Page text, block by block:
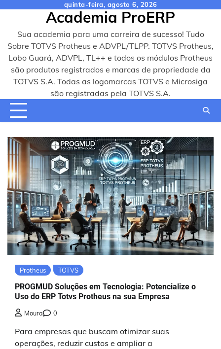
content
quinta-feira, agosto 6, 2026
Academia ProERP
Sua academia para uma carreira de sucesso! Tudo
Sobre TOTVS Protheus e ADVPL/TLPP. TOTVS Protheus,
Lobo Guará, ADVPL, TL++ e todos os módulos Protheus
são produtos registrados e marcas de propriedade da
TOTVS S.A. Todas as logomarcas TOTVS e Microsiga
são registradas pela TOTVS S.A.
Protheus TOTVS
PROGMUD Soluções em Tecnologia: Potencialize o
Uso do ERP Totvs Protheus na sua Empresa
Moura 0
Para empresas que buscam otimizar suas
operações, reduzir custos e ampliar a